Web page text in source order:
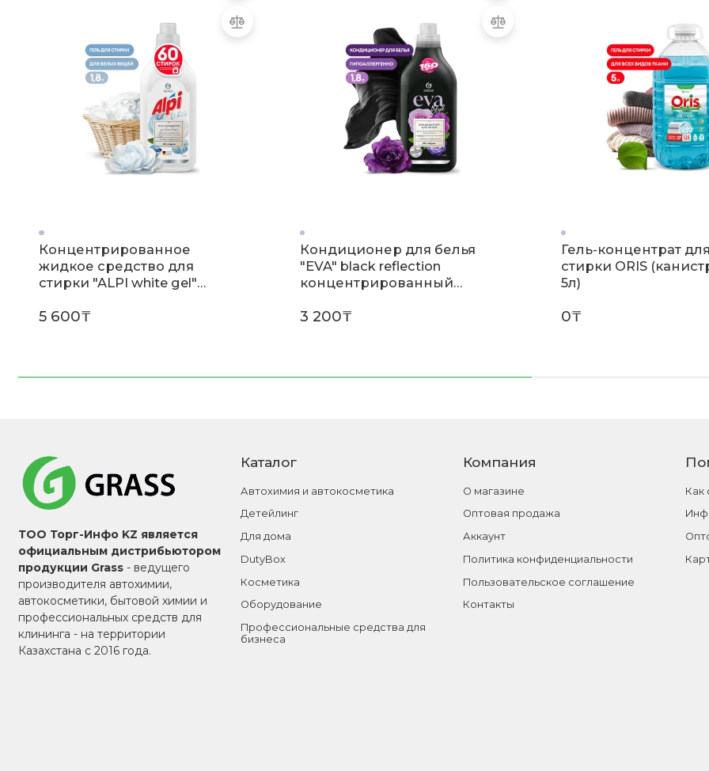
Концентрированное
жидкое средство для
стирки "ALPI white gel"
5 600₸
Кондиционер для белья
"EVA" black reflection
концентрированный
3 200₸
Гель-концентрат для
стирки ORIS
5л)
0₸
ТОО Торг-Инфо KZ является
официальным дистрибьютором
продукции Grass- ведущего
производителя автохимии,
автокосметики, бытовой химии и
профессиональных средств для
клининга - на территории
Казахстана с 2016 года.
Каталог
Автохимия и автокосметика
Детейлинг
Для дома
DutyBox
Косметика
Оборудование
Профессиональные средства для
бизнеса
Компания
О магазине
Оптовая продажа
Аккаунт
Политика конфиденциальности
Пользовательское соглашение
Контакты
Как